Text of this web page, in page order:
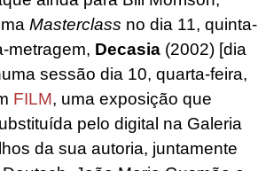
Masterclass no dia 11, quinta-
metragem, Decasia (2002) [dia
sessão dia 10, quarta-feira,
FILM, uma exposição que
pelo digital na Galeria
da sua autoria, juntamente